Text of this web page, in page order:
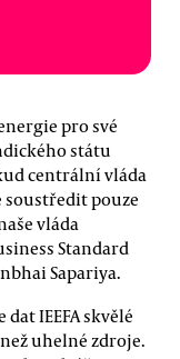
pro své
státu
centrální vláda
soustředit pouze
vláda
Standard
Sapariya.
IEEFA skvělé
uhelné zdroje.